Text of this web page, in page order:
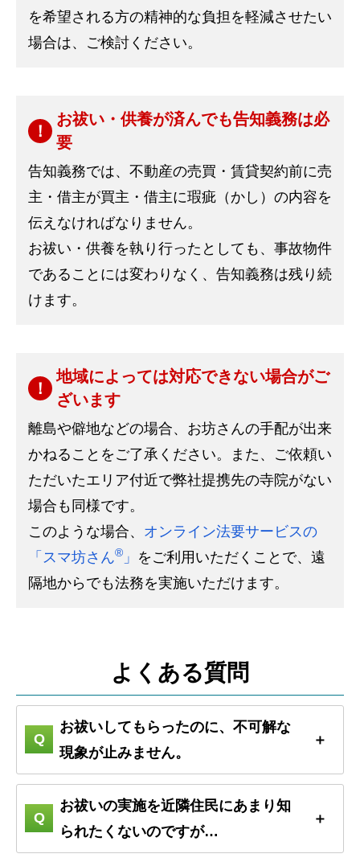
を希望される方の精神的な負担を軽減させたい
場合は、ご検討ください。
お祓い・供養が済んでも告知義務は必
要
告知義務では、不動産の売買・賃貸契約前に売
主・借主が買主・借主に瑕疵（かし）の内容を
伝えなければなりません。
お祓い・供養を執り行ったとしても、事故物件
であることには変わりなく、告知義務は残り続
けます。
地域によっては対応できない場合がご
ざいます
離島や僻地などの場合、お坊さんの手配が出来
かねることをご了承ください。また、ご依頼い
ただいたエリア付近で弊社提携先の寺院がない
場合も同様です。
このような場合、 オンライン法要サービスの
「スマ坊さん® 」 をご利用いただくことで、遠
隔地からでも法務を実施いただけます。
よくある質問
お祓いしてもらったのに、不可解な
現象が止みません。
お祓いの実施を近隣住民にあまり知
られたくないのですが…